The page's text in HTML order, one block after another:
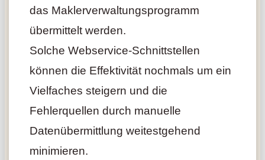
das Maklerverwaltungsprogramm
übermittelt werden.
Solche Webservice-Schnittstellen
können die Effektivität nochmals um ein
Vielfaches steigern und die
Fehlerquellen durch manuelle
Datenübermittlung weitestgehend
minimieren.